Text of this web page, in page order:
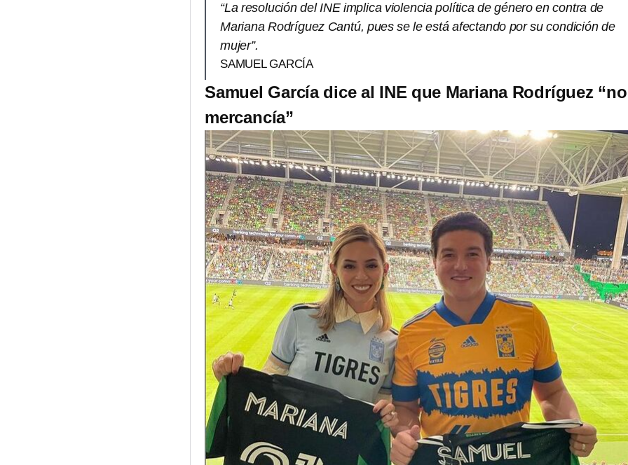
“La resolución del INE implica violencia política de género en contra de
Mariana Rodríguez Cantú, pues se le está afectando por su condición de
mujer”.
SAMUEL GARCÍA
Samuel García dice al INE que Mariana Rodríguez
mercancía”